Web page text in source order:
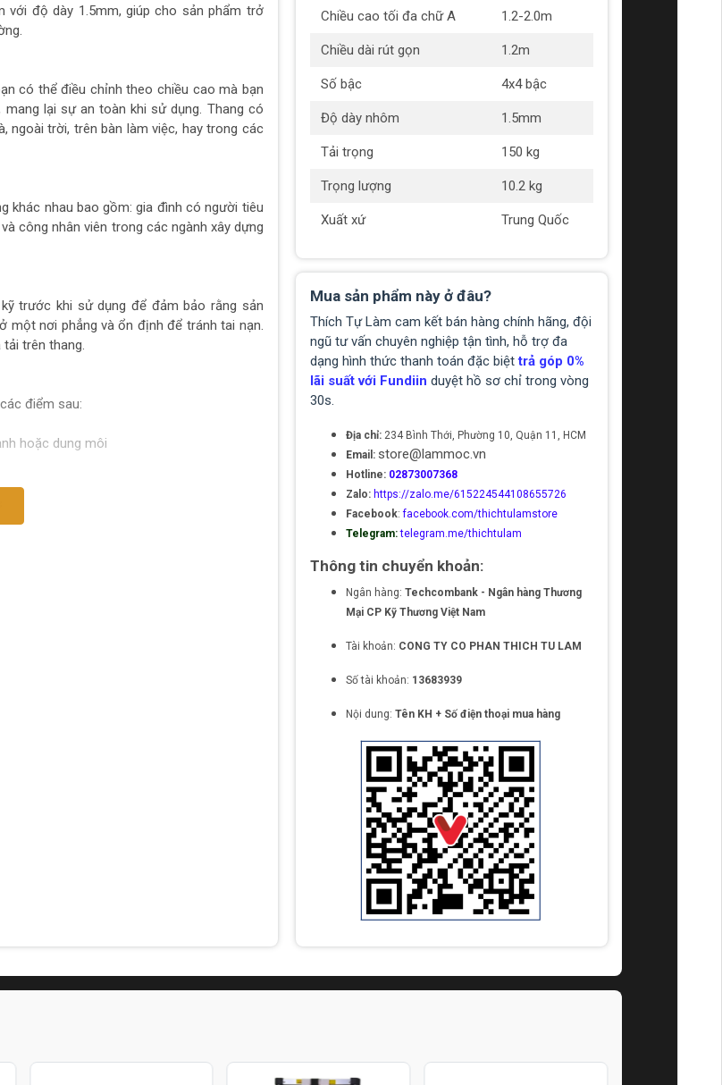
với độ dày 1.5mm, giúp cho sản phẩm trở
có thể điều chỉnh theo chiều cao mà bạn
lại sự an toàn khi sử dụng. Thang có
ngoài trời, trên bàn làm việc, hay trong các
khác nhau bao gồm: gia đình có người tiêu
công nhân viên trong các ngành xây dựng
trước khi sử dụng để đảm bảo rằng sản
một nơi phẳng và ổn định để tránh tai nạn.
trên thang.
điểm sau:
hoặc dung môi
Chiều cao tối đa chữ A 1.2-2.0m
Chiều dài rút gọn 1.2m
Số bậc 4x4 bậc
Độ dày nhôm 1.5mm
Tải trọng 150 kg
Trọng lượng 10.2 kg
Xuất xứ Trung Quốc
Mua sản phẩm này ở đâu?
Thích Tự Làm cam kết bán hàng chính hãng, đội
ngũ tư vấn chuyên nghiệp tận tình, hỗ trợ đa
dạng hình thức thanh toán đặc biệttrả góp 0%
lãi suất với Fundiin duyệt hồ sơ chỉ trong vòng
30s.
Địa chỉ: 234 Bình Thới, Phường 10, Quận 11, HCM
Email: store@lammoc.vn
Hotline: 02873007368
Zalo: https://zalo.me/615224544108655726
Facebook:facebook.com/thichtulamstore
Telegram: telegram.me/thichtulam
Thông tin chuyển khoản:
Ngân hàng: Techcombank - Ngân hàng Thương
Mại CP Kỹ Thương Việt Nam
Tài khoản: CONG TY CO PHAN THICH TU LAM
Số tài khoản: 13683939
Nội dung: Tên KH + Số điện thoại mua hàng